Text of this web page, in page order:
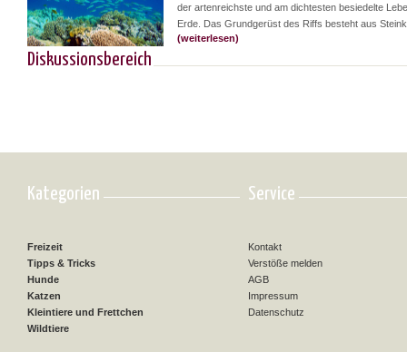
der artenreichste und am dichtesten besiedelte
Erde. Das Grundgerüst des Riffs besteht aus
(weiterlesen)
Diskussionsbereich
Kategorien
Freizeit
Tipps & Tricks
Hunde
Katzen
Kleintiere und Frettchen
Wildtiere
Service
Kontakt
Verstöße melden
AGB
Impressum
Datenschutz